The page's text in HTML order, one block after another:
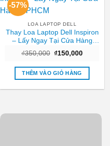
-57%
LOA LAPTOP DELL
Thay Loa Laptop Dell Inspiron
– Lấy Ngay Tại Cửa Hàng
₫350,000 Giá
là:
₫350,000.
₫150,000Giá
tại
₫150,000.
THÊM VÀO GIỎ HÀNG